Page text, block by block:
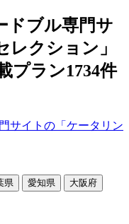
ドブル専門サ
クション」
プラン1734件
県 愛知県
大阪府